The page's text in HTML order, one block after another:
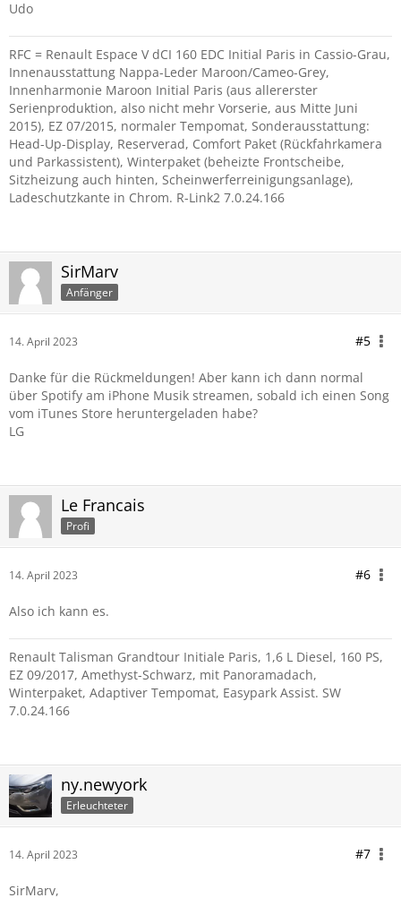
Udo
RFC = Renault Espace V dCI 160 EDC Initial Paris in Cassio-Grau,
Innenausstattung Nappa-Leder Maroon/Cameo-Grey,
Innenharmonie Maroon Initial Paris (aus allererster
Serienproduktion, also nicht mehr Vorserie, aus Mitte Juni
2015), EZ 07/2015, normaler Tempomat, Sonderausstattung:
Head-Up-Display, Reserverad, Comfort Paket (Rückfahrkamera
und Parkassistent), Winterpaket (beheizte Frontscheibe,
Sitzheizung auch hinten, Scheinwerferreinigungsanlage),
Ladeschutzkante in Chrom. R-Link2 7.0.24.166
SirMarv
Anfänger
14. April 2023 #5
Danke für die Rückmeldungen! Aber kann ich dann normal
über Spotify am iPhone Musik streamen, sobald ich einen Song
vom iTunes Store heruntergeladen habe?
LG
Le Francais
Profi
14. April 2023 #6
Also ich kann es.
Renault Talisman Grandtour Initiale Paris, 1,6 L Diesel, 160 PS,
EZ 09/2017, Amethyst-Schwarz, mit Panoramadach,
Winterpaket, Adaptiver Tempomat, Easypark Assist. SW
7.0.24.166
ny.newyork
Erleuchteter
14. April 2023 #7
SirMarv,